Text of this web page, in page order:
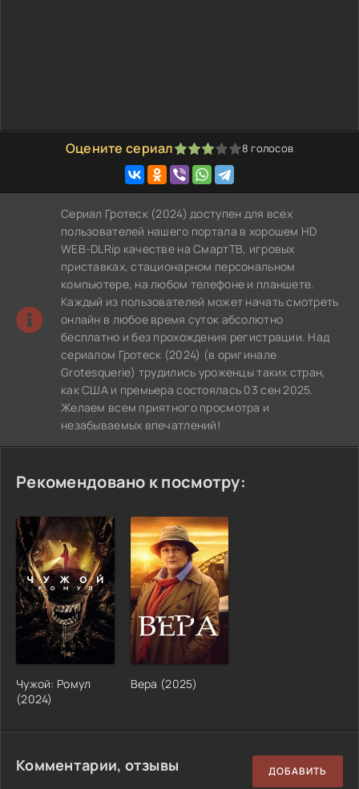
Оцените сериал
1 2 3 4 5 8 голосов
Сериал Гротеск (2024) доступен для всех
пользователей нашего портала в хорошем HD
WEB-DLRip качестве на СмартТВ, игровых
приставках, стационарном персональном
компьютере, на любом телефоне и планшете.
Каждый из пользователей может начать смотреть
онлайн в любое время суток абсолютно
бесплатно и без прохождения регистрации. Над
сериалом Гротеск (2024) (в оригинале
Grotesquerie) трудились уроженцы таких стран,
как США и премьера состоялась 03 сен 2025.
Желаем всем приятного просмотра и
незабываемых впечатлений!
Рекомендовано к посмотру:
Чужой: Ромул
(2024)
Вера (2025)
Комментарии, отзывы ДОБАВИТЬ